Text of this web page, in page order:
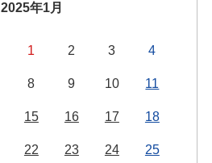
2025年1月
1 2 3 4
8 9 10 11
15 16 17 18
22 23 24 25